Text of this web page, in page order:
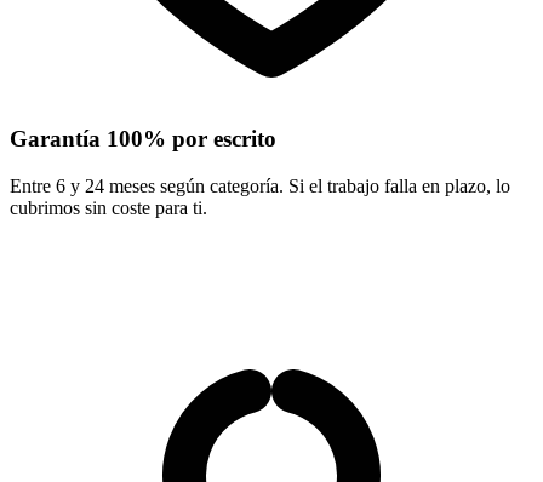
Garantía 100% por escrito
Entre 6 y 24 meses según categoría. Si el trabajo falla en plazo, lo
cubrimos sin coste para ti.